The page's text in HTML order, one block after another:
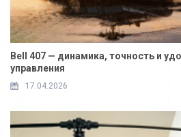
Bell 407 — динамика, точность и
управления
17.04.2026